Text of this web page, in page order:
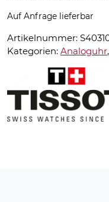
Auf Anfrage lieferbar
Artikelnummer:
Kategorien: Analoguhr,